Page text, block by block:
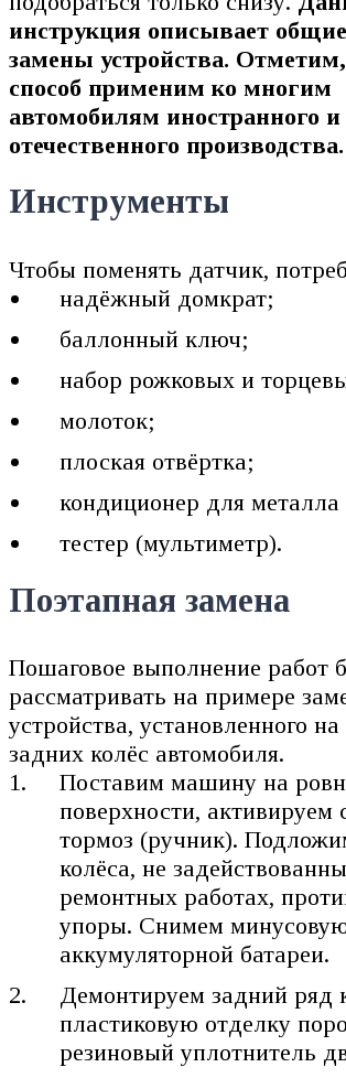
инструкция описывает
замены устройства.
способ применим ко многим
автомобилям иностранного и
отечественного производства.
Инструменты
Чтобы поменять датчик,
надёжный домкрат;
баллонный ключ;
набор рожковых и
молоток;
плоская отвёртка;
кондиционер для металла
тестер (мультиметр).
Поэтапная замена
Пошаговое выполнение работ
рассматривать на примере
устройства, установленного
задних колёс автомобиля.
Поставим машину на
поверхности, активируем
тормоз (ручник).
колёса, не
ремонтных работах,
упоры. Снимем
аккумуляторной батареи.
Демонтируем задний ряд
пластиковую отделку
резиновый уплотнитель